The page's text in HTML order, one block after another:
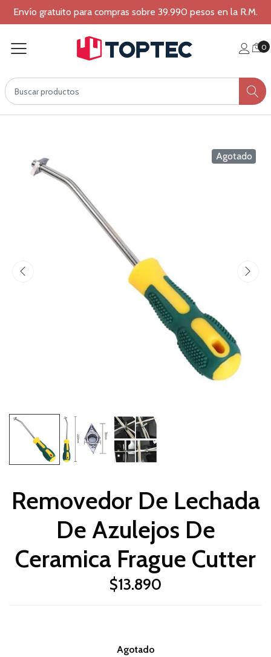
Envío gratuito para compras sobre 39.990 pesos en la R.M.
0
Agotado
Removedor De Lechada
De Azulejos De
Ceramica Frague Cutter
$13.890
Agotado